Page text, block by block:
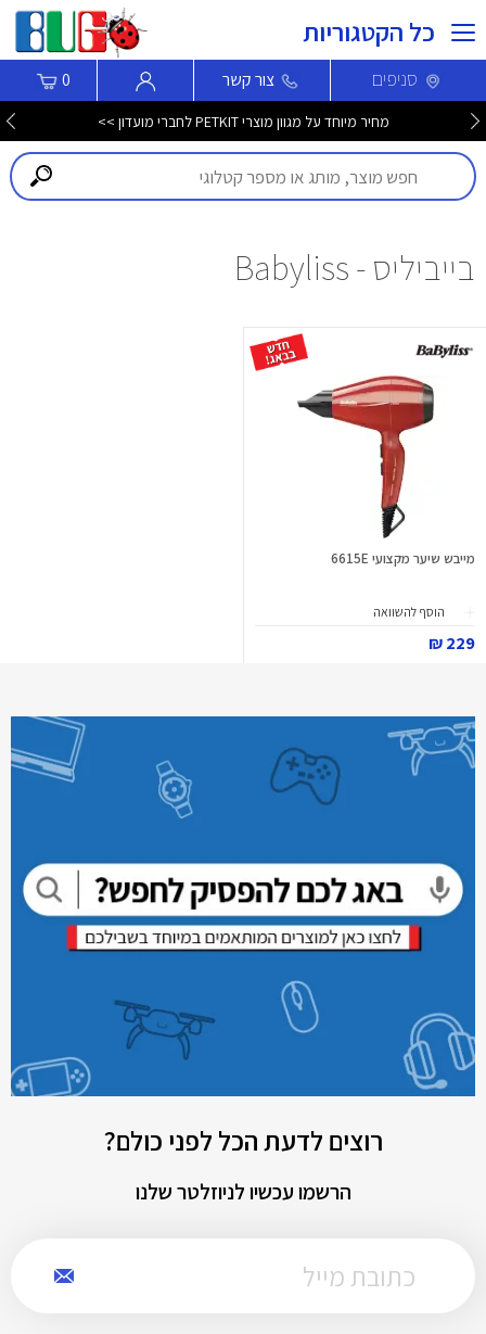
כל הקטגוריות
סניפים צור קשר 0
מחיר מיוחד על מגוון מוצרי PETKIT לחברי מועדון >>
בייביליס - Babyliss
מייבש שיער מקצועי 6615E
הוסף להשוואה
229 ₪
רוצים לדעת הכל לפני כולם?
הרשמו עכשיו לניוזלטר שלנו